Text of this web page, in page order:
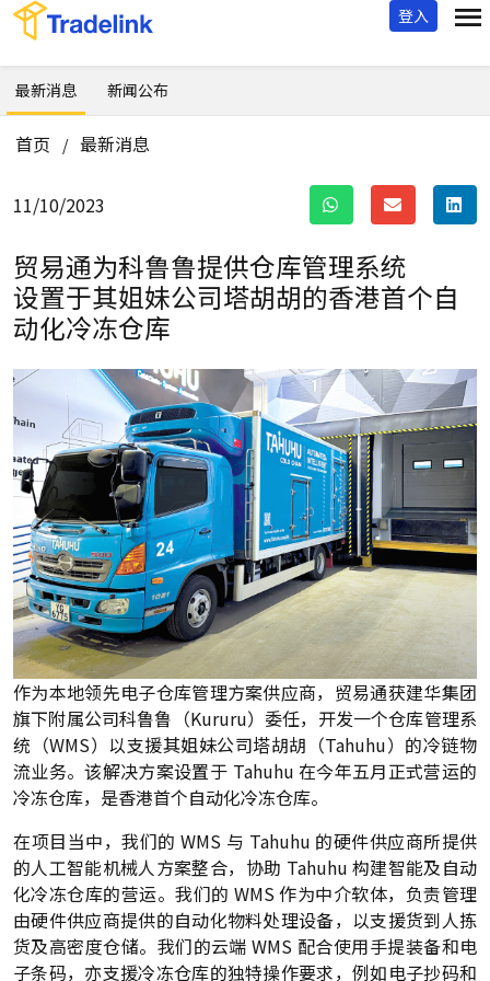
登入
最新消息 新闻公布
首页 / 最新消息
11/10/2023
贸易通为科鲁鲁提供仓库管理系统
设置于其姐妹公司塔胡胡的香港首个自
动化冷冻仓库
作为本地领先电子仓库管理方案供应商，贸易通获建华集团
旗下附属公司科鲁鲁（Kururu）委任，开发一个仓库管理系
统（WMS）以支援其姐妹公司塔胡胡（Tahuhu）的冷链物
流业务。该解决方案设置于 Tahuhu 在今年五月正式营运的
冷冻仓库，是香港首个自动化冷冻仓库。
在项目当中，我们的 WMS 与 Tahuhu 的硬件供应商所提供
的人工智能机械人方案整合，协助 Tahuhu 构建智能及自动
化冷冻仓库的营运。我们的 WMS 作为中介软体，负责管理
由硬件供应商提供的自动化物料处理设备，以支援货到人拣
货及高密度仓储。我们的云端 WMS 配合使用手提装备和电
子条码，亦支援冷冻仓库的独特操作要求，例如电子抄码和